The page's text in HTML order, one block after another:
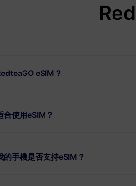
eSIM？
合使用eSIM？
的手機是否支持eSIM？